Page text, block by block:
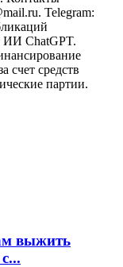
Telegram:
ИИ ChatGPT.
счет средств
партии.
выжить